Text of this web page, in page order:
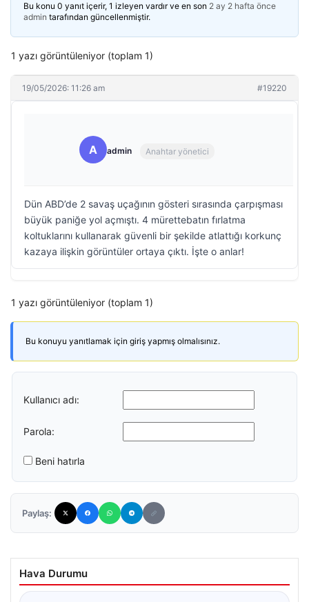
Bu konu 0 yanıt içerir, 1 izleyen vardır ve en son 2 ay 2 hafta önce
admin tarafından güncellenmiştir.
1 yazı görüntüleniyor (toplam 1)
19/05/2026: 11:26 am #19220
A admin Anahtar yönetici
Dün ABD’de 2 savaş uçağının gösteri sırasında çarpışması
büyük paniğe yol açmıştı. 4 mürettebatın fırlatma
koltuklarını kullanarak güvenli bir şekilde atlattığı korkunç
kazaya ilişkin görüntüler ortaya çıktı. İşte o anlar!
1 yazı görüntüleniyor (toplam 1)
Bu konuyu yanıtlamak için giriş yapmış olmalısınız.
Kullanıcı adı:
Parola:
Beni hatırla
Paylaş:
Hava Durumu